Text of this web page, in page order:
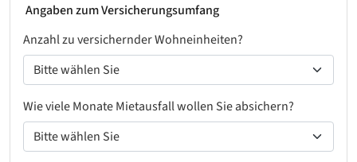
Angaben zum Versicherungsumfang
Anzahl zu versichernder Wohneinheiten?
Wie viele Monate Mietausfall wollen Sie absichern?